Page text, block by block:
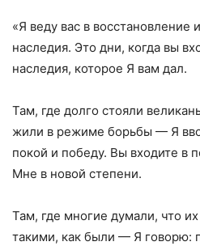
«Я веду вас в восстановление
наследия. Это дни, когда вы
наследия, которое Я вам дал.
Там, где долго стояли
жили в режиме борьбы — Я
покой и победу. Вы входите в
Мне в новой степени.
Там, где многие думали, что их
такими, как были — Я говорю: